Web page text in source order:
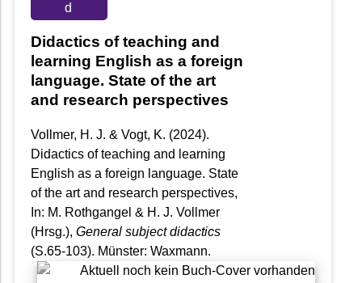
d
Didactics of teaching and
learning English as a foreign
language. State of the art
and research perspectives
Vollmer, H. J. & Vogt, K. (2024).
Didactics of teaching and learning
English as a foreign language. State
of the art and research perspectives,
In: M. Rothgangel & H. J. Vollmer
(Hrsg.), General subject didactics
(S.65-103). Münster: Waxmann.